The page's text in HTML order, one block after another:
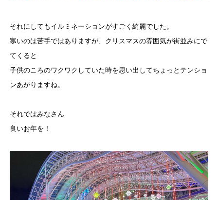
それにしてもイルミネーションがすごく綺麗でした。
寒いのは苦手ではありますが、クリスマスの雰囲気が街並みにで
てくると
子供のころのワクワクしていた時を思い出してちょっとテンショ
ンあがりますね。
それではみなさん
良いお年を！